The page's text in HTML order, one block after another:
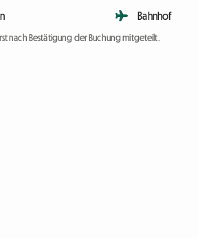
Bahnhof
nach Bestätigung der Buchung mitgeteilt.